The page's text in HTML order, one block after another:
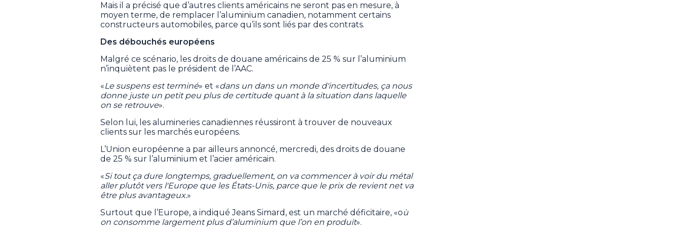
Mais il a précisé que d’autres clients américains ne seront pas en mesure, à
moyen terme, de remplacer l’aluminium canadien, notamment certains
constructeurs automobiles, parce qu’ils sont liés par des contrats.
Des débouchés européens
Malgré ce scénario, les droits de douane américains de 25 % sur l’aluminium
n’inquiètent pas le président de l’AAC.
«Le suspens est terminé» et «dans un dans un monde d'incertitudes, ça nous
donne juste un petit peu plus de certitude quant à la situation dans laquelle
on se retrouve».
Selon lui, les alumineries canadiennes réussiront à trouver de nouveaux
clients sur les marchés européens.
L’Union européenne a par ailleurs annoncé, mercredi, des droits de douane
de 25 % sur l’aluminium et l’acier américain.
«Si tout ça dure longtemps, graduellement, on va commencer à voir du métal
aller plutôt vers l'Europe que les États-Unis, parce que le prix de revient net va
être plus avantageux.»
Surtout que l’Europe, a indiqué Jeans Simard, est un marché déficitaire, «où
on consomme largement plus d’aluminium que l’on en produit».